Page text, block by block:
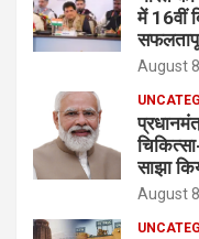
में 16वीं
August
साझा
August